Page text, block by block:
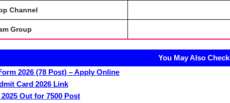
Channel
Group
You May Also Check
2026 (78 Post) – Apply Online
Card 2026 Link
Out for 7500 Post